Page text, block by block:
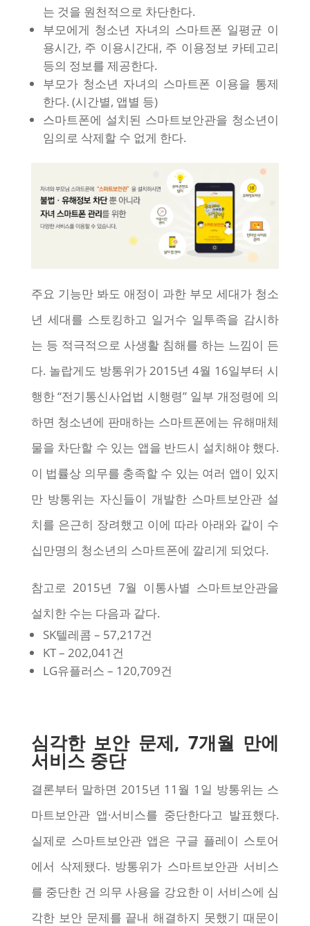
는 것을 원천적으로 차단한다.
부모에게 청소년 자녀의 스마트폰 일평균 이
용시간, 주 이용시간대, 주 이용정보 카테고리
등의 정보를 제공한다.
부모가 청소년 자녀의 스마트폰 이용을 통제
한다. (시간별, 앱별 등)
스마트폰에 설치된 스마트보안관을 청소년이
임의로 삭제할 수 없게 한다.
주요 기능만 봐도 애정이 과한 부모 세대가 청소
년 세대를 스토킹하고 일거수 일투족을 감시하
는 등 적극적으로 사생활 침해를 하는 느낌이 든
다. 놀랍게도 방통위가 2015년 4월 16일부터 시
행한 “전기통신사업법 시행령” 일부 개정령에 의
하면 청소년에 판매하는 스마트폰에는 유해매체
물을 차단할 수 있는 앱을 반드시 설치해야 했다.
이 법률상 의무를 충족할 수 있는 여러 앱이 있지
만 방통위는 자신들이 개발한 스마트보안관 설
치를 은근히 장려했고 이에 따라 아래와 같이 수
십만명의 청소년의 스마트폰에 깔리게 되었다.
참고로 2015년 7월 이통사별 스마트보안관을
설치한 수는 다음과 같다.
SK텔레콤 – 57,217건
KT – 202,041건
LG유플러스 – 120,709건
심각한 보안 문제, 7개월 만에
서비스 중단
결론부터 말하면 2015년 11월 1일 방통위는 스
마트보안관 앱·서비스를 중단한다고 발표했다.
실제로 스마트보안관 앱은 구글 플레이 스토어
에서 삭제됐다. 방통위가 스마트보안관 서비스
를 중단한 건 의무 사용을 강요한 이 서비스에 심
각한 보안 문제를 끝내 해결하지 못했기 때문이